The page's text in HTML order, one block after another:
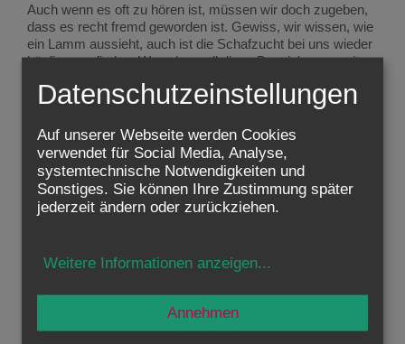
Auch wenn es oft zu hören ist, müssen wir doch zugeben,
dass es recht fremd geworden ist. Gewiss, wir wissen, wie
ein Lamm aussieht, auch ist die Schafzucht bei uns wieder
häufiger zu finden. Was aber soll diese Bezeichnung, mit
hinweist, auf den Zimmermann aus Nazareth, der zu ihm
Nun, Johannes nennt ihn nicht einfach Lamm, so wie wir
leicht spöttisch einen etwas ängstlich-naiven Menschen
betiteln. Er nennt Jesus “Lamm Gottes” und spricht damit
eine damals ganz vertraute Wirklichkeit an.
(dem “Seder” an “Pesach”) beim Mahl ein Lamm
“Lamm Gottes”, das heißt Opfer, das Gott zur Versöhnung
Datenschutzeinstellungen
Auf unserer Webseite werden Cookies
verwendet für Social Media, Analyse,
systemtechnische Notwendigkeiten und
Sonstiges. Sie können Ihre Zustimmung später
jederzeit ändern oder zurückziehen.
Weitere Informationen anzeigen...
Annehmen